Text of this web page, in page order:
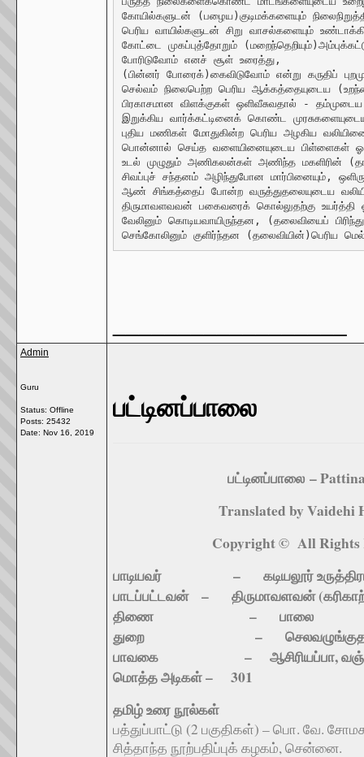
Admin
Guru
Status: Offline
Posts: 25432
Date: Nov 16, 2019
பட்டினப்பாலை
பட்டினப்பாலை –
Translated by
Copyright © All Rights
பாடியவர் – கடியலூர்
பாடப்பட்டவன் – திருமாவளவன்
திணை – பாலை
துறை –
பாவகை – ஆசிரியப்பா,
மொத்த அடிகள் – 301
தமிழ் உரை நூல்கள்
பத்துப்பாட்டு (2 பகுதிகள்) – பொ. வே.
சித்தாந்த நூற்பதிப்புக் கழகம், சென்னை.